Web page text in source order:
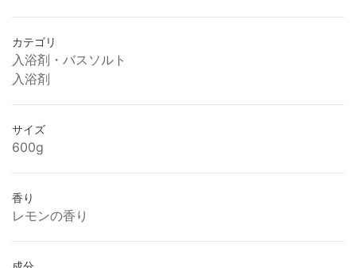
カテゴリ
入浴剤・バスソルト
入浴剤
サイズ
600g
香り
レモンの香り